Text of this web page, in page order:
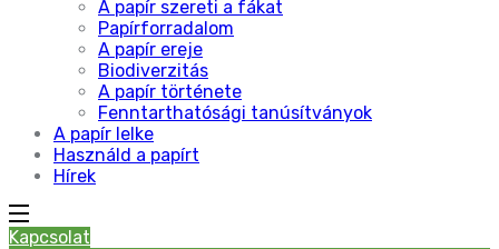
A papír szereti a fákat
Papírforradalom
A papír ereje
Biodiverzitás
A papír története
Fenntarthatósági tanúsítványok
A papír lelke
Használd a papírt
Hírek
Kapcsolat